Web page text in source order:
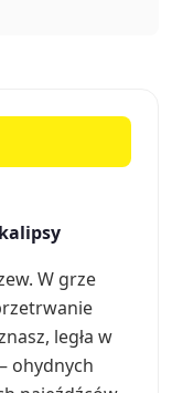
W grze
legła w
ohydnych